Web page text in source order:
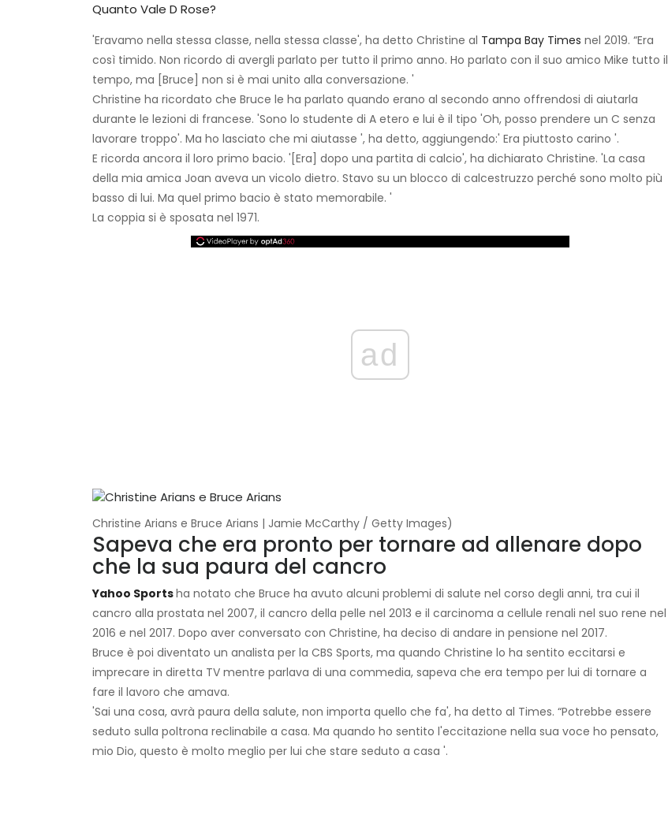
Quanto Vale D Rose?
'Eravamo nella stessa classe, nella stessa classe', ha detto Christine al Tampa Bay Times nel 2019. “Era
così timido. Non ricordo di avergli parlato per tutto il primo anno. Ho parlato con il suo amico Mike tutto il
tempo, ma [Bruce] non si è mai unito alla conversazione. '
Christine ha ricordato che Bruce le ha parlato quando erano al secondo anno offrendosi di aiutarla
durante le lezioni di francese. 'Sono lo studente di A etero e lui è il tipo 'Oh, posso prendere un C senza
lavorare troppo'. Ma ho lasciato che mi aiutasse ', ha detto, aggiungendo:' Era piuttosto carino '.
E ricorda ancora il loro primo bacio. '[Era] dopo una partita di calcio', ha dichiarato Christine. 'La casa
della mia amica Joan aveva un vicolo dietro. Stavo su un blocco di calcestruzzo perché sono molto più
basso di lui. Ma quel primo bacio è stato memorabile. '
La coppia si è sposata nel 1971.
ad
Christine Arians e Bruce Arians | Jamie McCarthy / Getty Images)
Sapeva che era pronto per tornare ad allenare dopo
che la sua paura del cancro
Yahoo Sportsha notato che Bruce ha avuto alcuni problemi di salute nel corso degli anni, tra cui il
cancro alla prostata nel 2007, il cancro della pelle nel 2013 e il carcinoma a cellule renali nel suo rene nel
2016 e nel 2017. Dopo aver conversato con Christine, ha deciso di andare in pensione nel 2017.
Bruce è poi diventato un analista per la CBS Sports, ma quando Christine lo ha sentito eccitarsi e
imprecare in diretta TV mentre parlava di una commedia, sapeva che era tempo per lui di tornare a
fare il lavoro che amava.
'Sai una cosa, avrà paura della salute, non importa quello che fa', ha detto al Times. “Potrebbe essere
seduto sulla poltrona reclinabile a casa. Ma quando ho sentito l'eccitazione nella sua voce ho pensato,
mio ​​Dio, questo è molto meglio per lui che stare seduto a casa '.